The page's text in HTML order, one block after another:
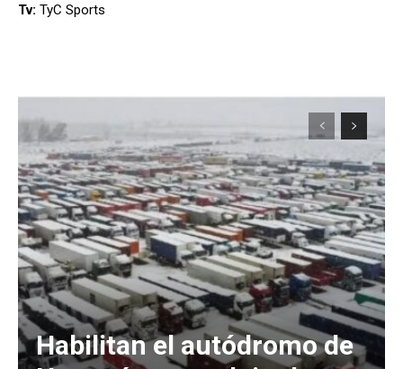
Tv: TyC Sports
Habilitan el autódromo de